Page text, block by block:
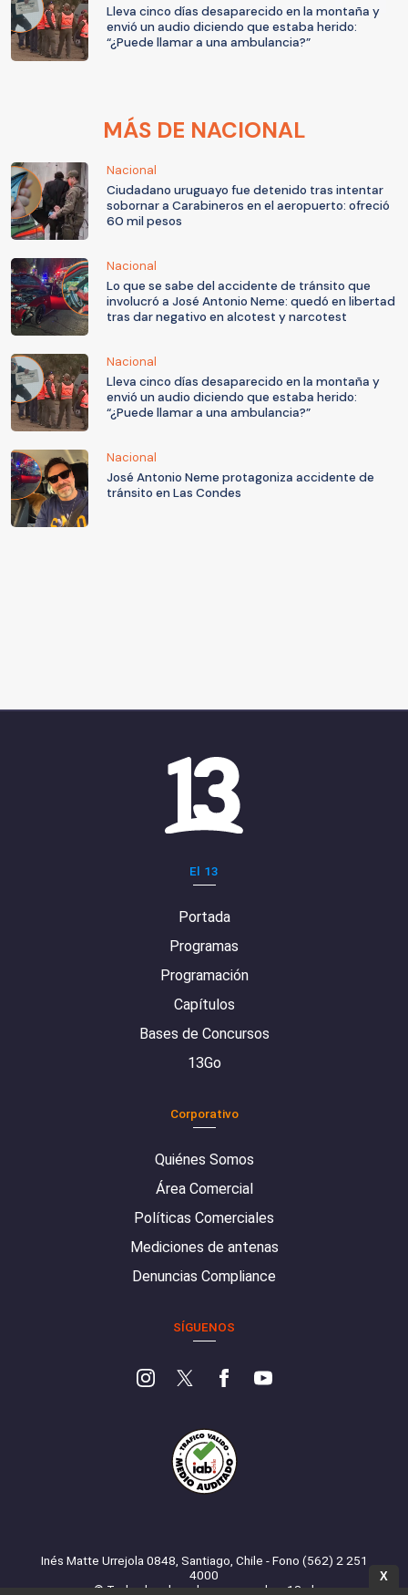
Lleva cinco días desaparecido en la montaña y
envió un audio diciendo que estaba herido:
“¿Puede llamar a una ambulancia?”
MÁS DE NACIONAL
Nacional
Ciudadano uruguayo fue detenido tras intentar
sobornar a Carabineros en el aeropuerto: ofreció
60 mil pesos
Nacional
Lo que se sabe del accidente de tránsito que
involucró a José Antonio Neme: quedó en libertad
tras dar negativo en alcotest y narcotest
Nacional
Lleva cinco días desaparecido en la montaña y
envió un audio diciendo que estaba herido:
“¿Puede llamar a una ambulancia?”
Nacional
José Antonio Neme protagoniza accidente de
tránsito en Las Condes
El 13
Portada
Programas
Programación
Capítulos
Bases de Concursos
13Go
Corporativo
Quiénes Somos
Área Comercial
Políticas Comerciales
Mediciones de antenas
Denuncias Compliance
SÍGUENOS
Inés Matte Urrejola 0848, Santiago, Chile - Fono (562) 2 251
4000
© Todos los derechos reservados. 13.cl
X